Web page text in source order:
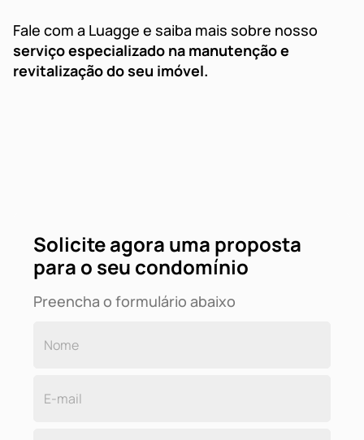
Fale com a Luagge e saiba mais sobre nosso
serviço especializado na manutenção e
revitalização do seu imóvel.
Solicite agora uma proposta
para o seu condomínio
Preencha o formulário abaixo